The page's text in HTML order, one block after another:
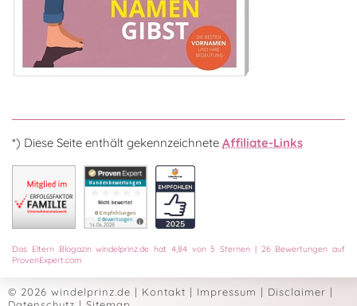
*) Diese Seite enthält gekennzeichnete Affiliate-Links
Das Eltern Blogazin windelprinz.de hat 4,84von5 Sternen | 26Bewertungen auf
ProvenExpert.com
© 2026 windelprinz.de | Kontakt | Impressum | Disclaimer |